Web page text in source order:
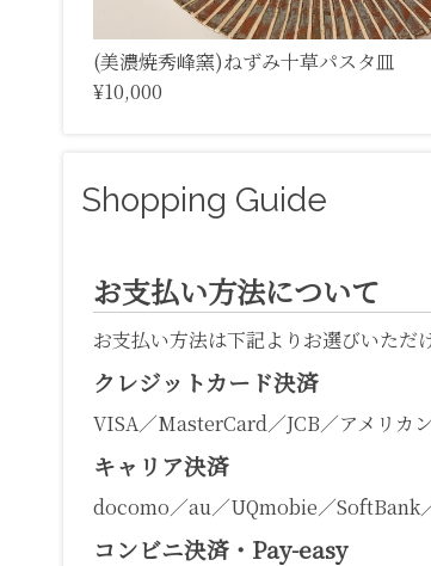
(美濃焼秀峰窯)ねずみ十草パスタ皿
¥10,000
Shopping Guide
お支払い方法について
お支払い方法は下記よりお選びいただけ
クレジットカード決済
VISA／MasterCard／JCB／アメリカ
キャリア決済
docomo／au／UQmobie／SoftBank
コンビニ決済・Pay-easy